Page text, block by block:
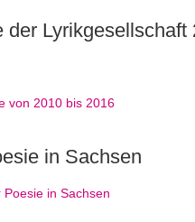
der Lyrikgesellschaft
von 2010 bis 2016
in Sachsen
Poesie in Sachsen